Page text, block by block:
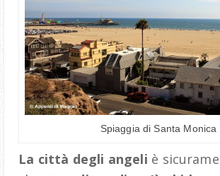
Spiaggia di Santa Monica
La città degli angeli è